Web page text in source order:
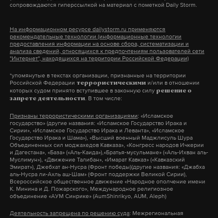
было довольно много, но избрания они
добивались редко.
Фото: ©vk.com/public110097658
Шорскин.
ГИБДД, которых Елистратов попросил перекрыть
дорогу и задержать браконьеров, остановили
нарушителей, однако сразу же отпустили. Как
сказал источник Daily Storm, косули в машине уже
не было, от добычи избавились по дороге, а
других следов незаконной охоты в салоне не
оказалось. Документы на автомобиль и карабин
были в порядке, поэтому формально оснований
для задержания у полицейских не оказалось и
браконьеров отпустили.
сопровождаются гиперссылкой на материал с пометкой Daily Storm.
На информационном ресурсе dailystorm.ru применяются
рекомендательные технологии (информационные технологии
предоставления информации на основе сбора, систематизации и
анализа сведений, относящихся к предпочтениям пользователей сети
"Интернет", находящихся на территории Российской Федерации)
*упомянутые в текстах организации, признанные на территории
Российской Федерации террористическими и/или в отношении
которых судом принято вступившее в законную силу решение о
запрете деятельности. В том числе:
Признаны террористическими организациями: «Исламское
государство» (другие названия: «Исламское Государство Ирака и
Сирии», «Исламское Государство Ирака и Леванта», «Исламское
Государство Ирака и Шама»), «Высший военный Маджлисуль Шура
Объединенных сил моджахедов Кавказа», «Конгресс народов Ичкерии
и Дагестана», «База» («Аль-Каида»),«Братья-мусульмане» («Аль-Ихван аль-
Муслимун»), «Движение Талибан», «Имарат Кавказ» («Кавказский
Эмират»), Джебхат ан-Нусра (Фронт победы)(другие названия: «Джабха
аль-Нусра ли-Ахль аш-Шам» (Фронт поддержки Великой Сирии),
Всероссийское общественное движение «Народное ополчение имени
К. Минина и Д. Пожарского», Международное религиозное
объединение «АУМ Синрике» (AumShinrikyo, AUM, Aleph)
Деятельность запрещена по решению суда: Межрегиональная